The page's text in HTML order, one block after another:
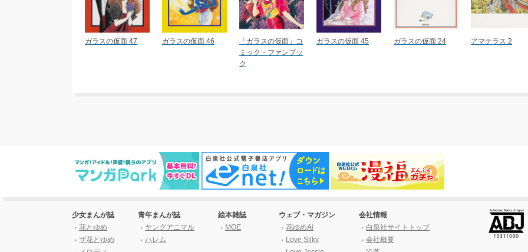
ガラスの仮面 47 ガラスの仮面 46
「ガラスの仮面」コ
ミック・ファンブッ
ク
ガラスの仮面 45 ガラスの仮面 24 アマテラス 2
少女まんが誌
花とゆめ
ザ花とゆめ
青年まんが誌
ヤングアニマル
ハレム
絵本雑誌
MOE
ウェブ・マガジン
花ゆめAi
Love Silky
会社情報
白泉社サイトトップ
会社概要